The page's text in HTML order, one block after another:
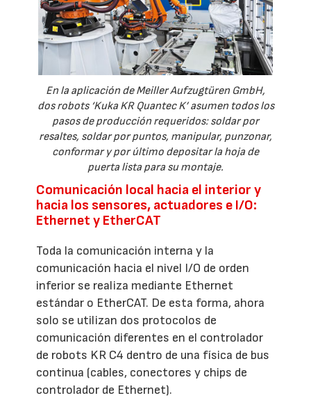
En la aplicación de Meiller Aufzugtüren GmbH,
dos robots ‘Kuka KR Quantec K’ asumen todos los
pasos de producción requeridos: soldar por
resaltes, soldar por puntos, manipular, punzonar,
conformar y por último depositar la hoja de
puerta lista para su montaje.
Comunicación local hacia el interior y
hacia los sensores, actuadores e I/O:
Ethernet y EtherCAT
Toda la comunicación interna y la
comunicación hacia el nivel I/O de orden
inferior se realiza mediante Ethernet
estándar o EtherCAT. De esta forma, ahora
solo se utilizan dos protocolos de
comunicación diferentes en el controlador
de robots KR C4 dentro de una física de bus
continua (cables, conectores y chips de
controlador de Ethernet).